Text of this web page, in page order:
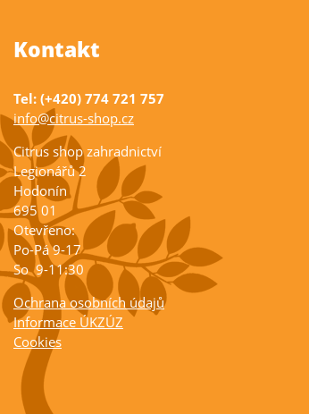
Kontakt
Tel: (+420) 774 721 757
info@citrus-shop.cz
Citrus shop zahradnictví
Legionářů 2
Hodonín
695 01
Otevřeno:
Po-Pá 9-17
So 9-11:30
Ochrana osobních údajů
Informace ÚKZÚZ
Cookies